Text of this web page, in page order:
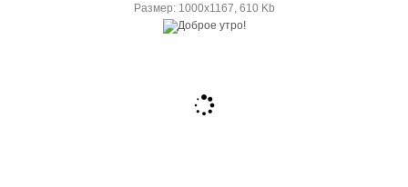
Размер: 1000х1167, 610 Kb